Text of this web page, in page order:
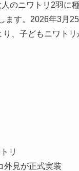
のニワトリ2羽に
す。2026年3月
、子どもニワト
リ
外見が正式実装